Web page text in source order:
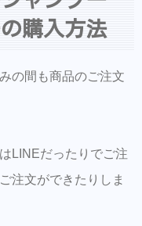
はオンラインシ
・商品購入を受け
にお問い合わせ下
購入方法
の間も商品のご注文
LINEだったりでご注
注文ができたりしま